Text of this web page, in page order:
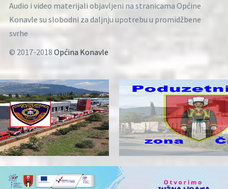
Audio i video materijali objavljeni na stranicama Općine
Konavle su slobodni za daljnju upotrebu u promidžbene
svrhe
© 2017-2018 Općina Konavle